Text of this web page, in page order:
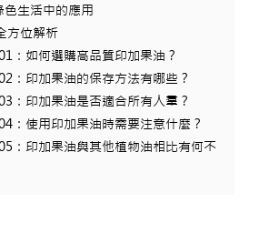
色生活中的應用
方位解析
：如何選購高品質印加果油？
：印加果油的保存方法有哪些？
：印加果油是否適合所有人羣？
：使用印加果油時需要注意什麼？
：印加果油與其他植物油相比有何不